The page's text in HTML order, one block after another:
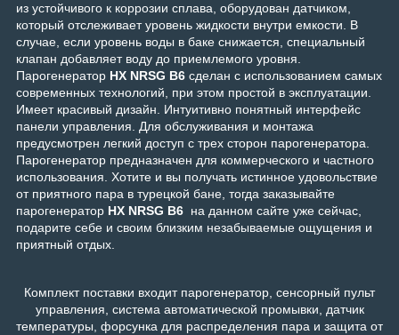
из устойчивого к коррозии сплава, оборудован датчиком,
который отслеживает уровень жидкости внутри емкости. В
случае, если уровень воды в баке снижается, специальный
клапан добавляет воду до приемлемого уровня.
Парогенератор HX NRSG B6 сделан с использованием самых
современных технологий, при этом простой в эксплуатации.
Имеет красивый дизайн. Интуитивно понятный интерфейс
панели управления. Для обслуживания и монтажа
предусмотрен легкий доступ с трех сторон парогенератора.
Парогенератор предназначен для коммерческого и частного
использования. Хотите и вы получать истинное удовольствие
от приятного пара в турецкой бане, тогда заказывайте
парогенератор HX NRSG B6 на данном сайте уже сейчас,
подарите себе и своим близким незабываемые ощущения и
приятный отдых.
Комплект поставки входит парогенератор, сенсорный пульт
управления, система автоматической промывки, датчик
температуры, форсунка для распределения пара и защита от